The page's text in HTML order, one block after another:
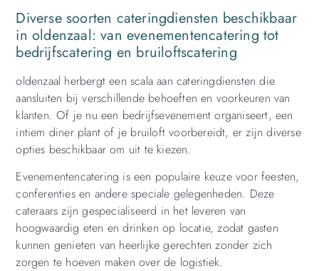
Diverse soorten cateringdiensten beschikbaar
in oldenzaal: van evenementencatering tot
bedrijfscatering en bruiloftscatering
oldenzaal herbergt een scala aan cateringdiensten die
aansluiten bij verschillende behoeften en voorkeuren van
klanten. Of je nu een bedrijfsevenement organiseert, een
intiem diner plant of je bruiloft voorbereidt, er zijn diverse
opties beschikbaar om uit te kiezen.
Evenementencatering is een populaire keuze voor feesten,
conferenties en andere speciale gelegenheden. Deze
cateraars zijn gespecialiseerd in het leveren van
hoogwaardig eten en drinken op locatie, zodat gasten
kunnen genieten van heerlijke gerechten zonder zich
zorgen te hoeven maken over de logistiek.